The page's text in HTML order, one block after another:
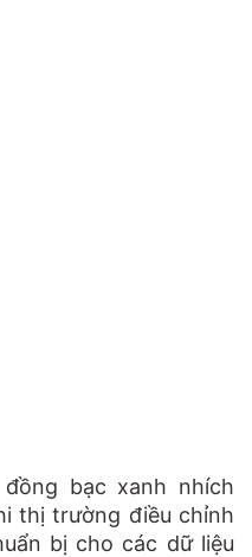
bạc xanh nhích
thị trường điều chỉnh
bị cho các dữ liệu